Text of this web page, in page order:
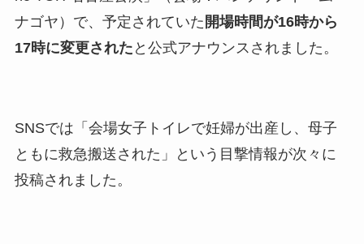
ナゴヤ）で、予定されていた 開場時間が16時から
17時に変更された と公式アナウンスされました。
SNSでは「会場女子トイレで妊婦が出産し、母子
ともに救急搬送された」という目撃情報が次々に
投稿されました。